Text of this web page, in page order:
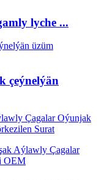
lyche ...
çeýnelýän